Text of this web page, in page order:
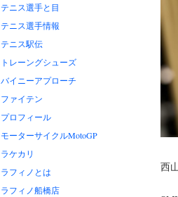
西
テニス選手と目
テニス選手情報
テニス駅伝
トレーングシューズ
バイニーアプローチ
ファイテン
プロフィール
モーターサイクルMotoGP
ラケカリ
ラフィノとは
ラフィノ船橋店